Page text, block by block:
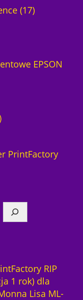
171
r
t
EPSON
u
PrintFactory
RIP
1 rok) dla
Lisa ML-